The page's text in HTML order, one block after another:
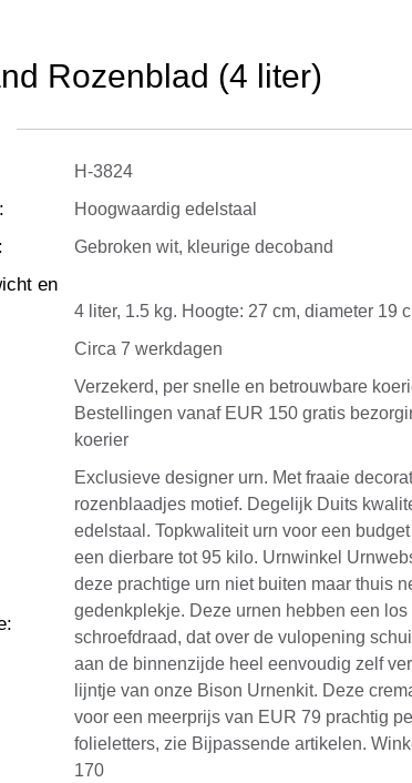
Rozenblad (4 liter)
H-3824
: Hoogwaardig edelstaal
: Gebroken wit, kleurige decoband
en
4 liter, 1.5 kg. Hoogte: 27 cm, diameter 19
Circa 7 werkdagen
Verzekerd, per snelle en betrouwbare
Bestellingen vanaf EUR 150 gratis
koerier
:
Exclusieve designer urn. Met fraaie
rozenblaadjes motief. Degelijk Duits
edelstaal. Topkwaliteit urn voor een
een dierbare tot 95 kilo. Urnwinkel
deze prachtige urn niet buiten maar thuis
gedenkplekje. Deze urnen hebben een
schroefdraad, dat over de vulopening
aan de binnenzijde heel eenvoudig zelf
lijntje van onze Bison Urnenkit. Deze
voor een meerprijs van EUR 79 prachtig
folieletters, zie Bijpassende artikelen.
170